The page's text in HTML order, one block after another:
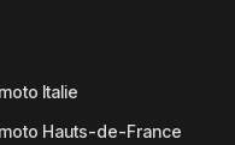
Italie
Hauts-de-France